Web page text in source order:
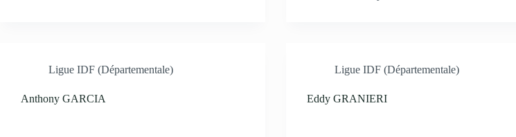
Ligue IDF (Départementale)
Anthony GARCIA
Ligue IDF (Départementale)
Eddy GRANIERI